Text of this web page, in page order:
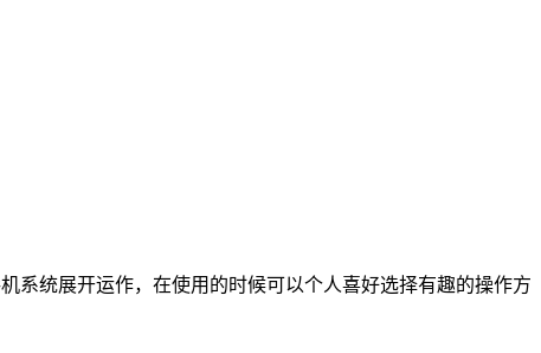
系统展开运作，在使用的时候可以个人喜好选择有趣的操作方